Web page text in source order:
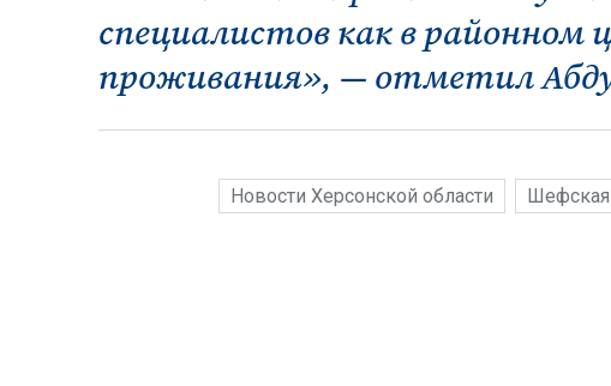
специалистов как в
проживания», — отметил
Новости Херсонской области